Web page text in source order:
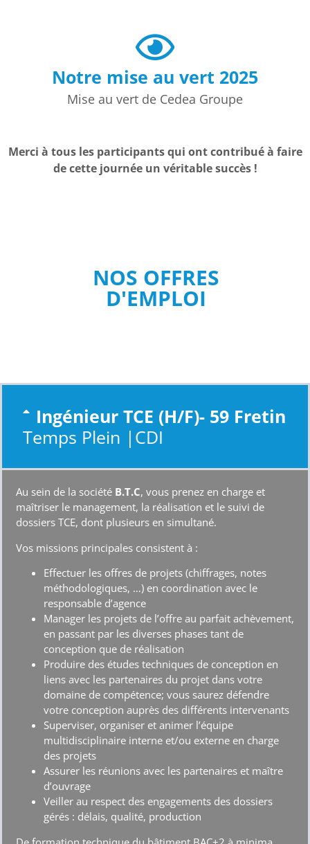
Notre mise au vert 2025
Mise au vert de Cedea Groupe
Merci à tous les participants qui ont contribué à faire
Temps Plein |CDI
Au sein de la société B.T.C, vous prenez en charge et
Vos missions principales consistent à :
Effectuer les offres de projets (chiffrages, notes
méthodologiques, …) en coordination avec le
responsable d’agence
Manager les projets de l’offre au parfait achèvement,
en passant par les diverses phases tant de
conception que de réalisation
Produire des études techniques de conception en
liens avec les partenaires du projet dans votre
domaine de compétence; vous saurez défendre
votre conception auprès des différents intervenants
Superviser, organiser et animer l’équipe
multidisciplinaire interne et/ou externe en charge
des projets
Assurer les réunions avec les partenaires et maître
d’ouvrage
Veiller au respect des engagements des dossiers
gérés : délais, qualité, production
De formation technique du bâtiment BAC+2 à minima,
vous justifiez d’une expérience réussie dans un poste
équivalent en cabinet d‘ingénierie ou en entreprise
d’exécution/contractant, de plus de 5 ans. Une bonne